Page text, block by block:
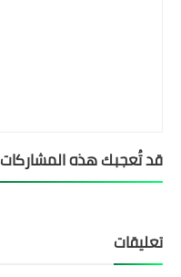
قد تُعجبك هذه المشاركات
تعليقات